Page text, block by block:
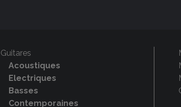
Guitares
Acoustiques
Electriques
Basses
Contemporaines